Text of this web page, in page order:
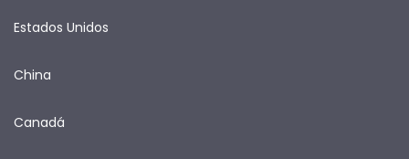
Estados Unidos
China
Canadá